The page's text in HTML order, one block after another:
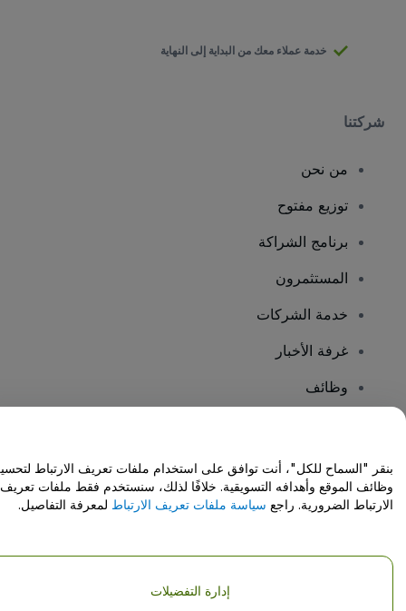
خدمة عملاء معك من البداية إلى النهاية
شركتنا
من نحن
توزيع مفتوح
برنامج الشراكة
المستثمرون
خدمة الشركات
غرفة الأخبار
وظائف
مركز المساعدة / اتصل بنا
حقوق النشر © شركة فياجوجو المحدودة 2026
تفاصيل الشركة
بنقر "السماح للكل"، أنت توافق على استخدام ملفات تعريف الارتباط
وظائف الموقع وأهدافه التسويقية. خلافًا لذلك، سنستخدم فقط ملفات تعريف
الارتباط الضرورية. راجع سياسة ملفات تعريف الارتباط لمعرفة التفاصيل.
إدارة التفضيلات